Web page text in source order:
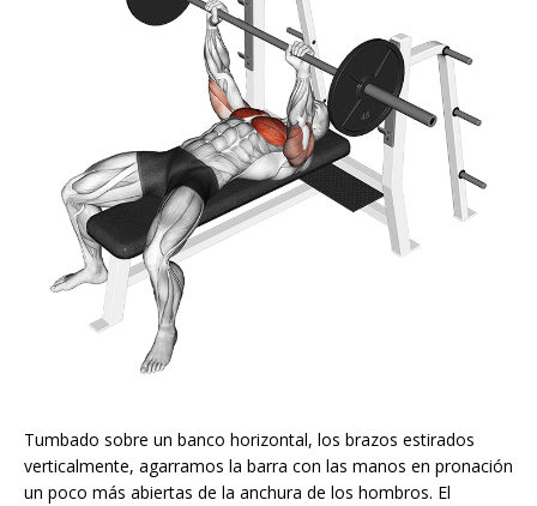
Tumbado sobre un banco horizontal, los brazos estirados
verticalmente, agarramos la barra con las manos en pronación
un poco más abiertas de la anchura de los hombros. El